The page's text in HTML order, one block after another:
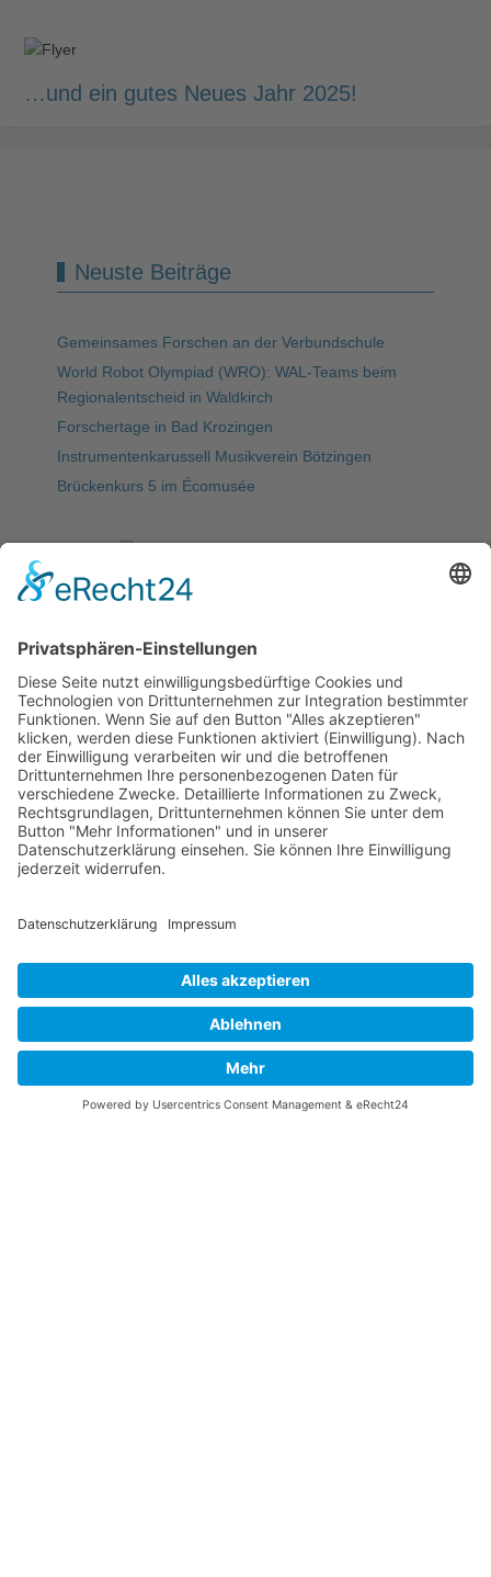
…und ein gutes Neues Jahr 2025!
Neuste Beiträge
Gemeinsames Forschen an der Verbundschule
World Robot Olympiad (WRO): WAL-Teams beim
Regionalentscheid in Waldkirch
Forschertage in Bad Krozingen
Instrumentenkarussell Musikverein Bötzingen
Brückenkurs 5 im Écomusée
5. WAL-Hackdays: letzte Vorbereitungen für den
„Marktplatz“ & Publikumspreis
Startseite
Allgemeine Informationen
Schulleitung/Verwaltung
Speiseplan
Datenschutz|Login
© Wilhelm-August-Lay-Schule Bötzingen 2026, Custom Design by
Webdesign Schreiber